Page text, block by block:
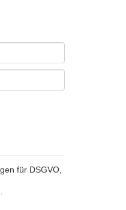
für DSGVO,